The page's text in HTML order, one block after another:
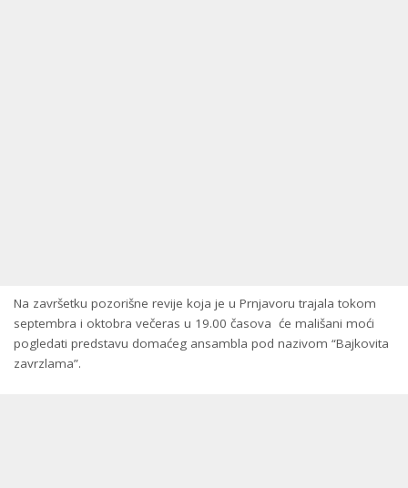
Na završetku pozorišne revije koja je u Prnjavoru trajala tokom
septembra i oktobra večeras u 19.00 časova će mališani moći
pogledati predstavu domaćeg ansambla pod nazivom “Bajkovita
zavrzlama”.